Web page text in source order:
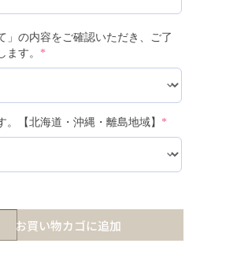
」の内容をご確認いただき、ご了
す。 *
【北海道・沖縄・離島地域】 *
お買い物カゴに追加